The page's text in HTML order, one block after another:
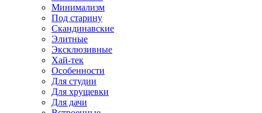
Минимализм
Под старину
Скандинавские
Элитные
Эксклюзивные
Хай-тек
Особенности
Для студии
Для хрущевки
Для дачи